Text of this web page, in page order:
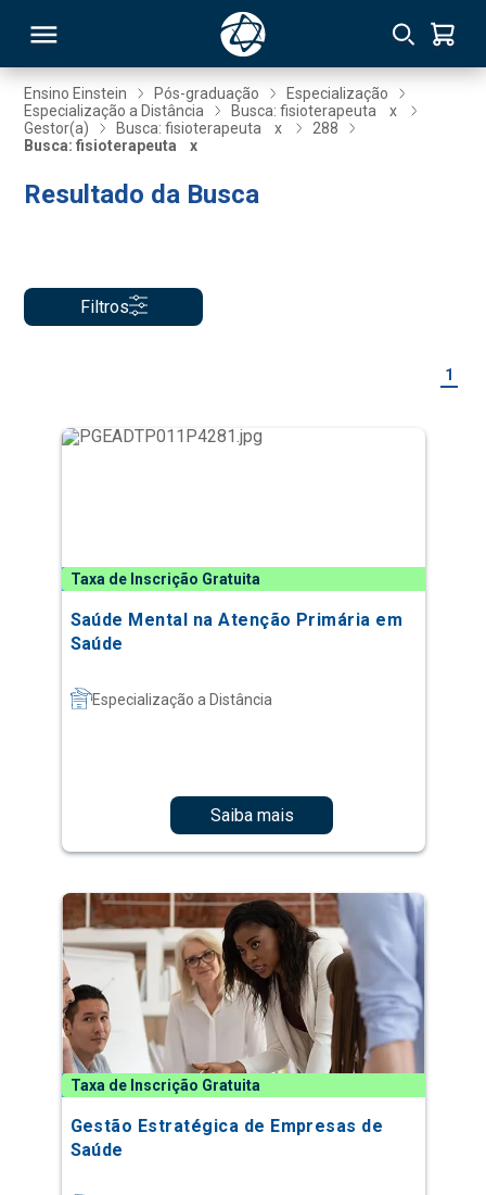
Ensino Einstein Pós-graduação
Especialização
Especialização a Distância
Busca: fisioterapeuta
x
Gestor(a)
Busca: fisioterapeuta x
288
Busca: fisioterapeuta
x
Resultado da Busca
Filtros
1
Taxa de Inscrição Gratuita
Saúde Mental na Atenção Primária em
Saúde
Especialização a Distância
Saiba mais
Taxa de Inscrição Gratuita
Gestão Estratégica de Empresas de
Saúde